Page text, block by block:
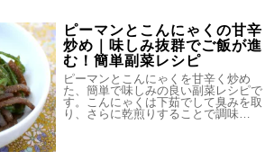
ピーマンとこんにゃくの甘辛
炒め｜味しみ抜群でご飯が進
む！簡単副菜レシピ
ピーマンとこんにゃくを甘辛く炒め
た、簡単で味しみの良い副菜レシピで
す。こんにゃくは下茹でして臭みを取
り、さらに乾煎りすることで調味…